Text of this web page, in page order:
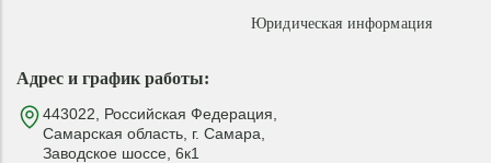
Адрес и график работы:
443022, Российская Федерация,
Самарская область, г. Самара,
Заводское шоссе, 6к1
Юридическая информация